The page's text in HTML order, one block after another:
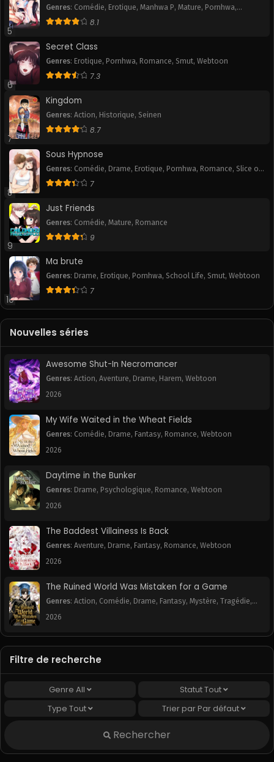
5
Genres: Comédie, Erotique, Manhwa P, Mature, Pornhwa,
Romance,Slice of Life
8.1
6
Secret Class
Genres: Erotique, Pornhwa, Romance, Smut, Webtoon
7.3
7
Kingdom
Genres: Action, Historique, Seinen
8.7
8
Sous Hypnose
Genres: Comédie, Drame, Erotique, Pornhwa, Romance, Slice of
Life,Smut 7
9
Just Friends
Genres: Comédie, Mature, Romance
9
10
Ma brute
Genres: Drame, Erotique, Pornhwa, School Life, Smut, Webtoon
7
Nouvelles séries
Awesome Shut-In Necromancer
Genres: Action, Aventure, Drame, Harem, Webtoon
2026
My Wife Waited in the Wheat Fields
Genres: Comédie, Drame, Fantasy, Romance, Webtoon
2026
Daytime in the Bunker
Genres: Drame, Psychologique, Romance, Webtoon
2026
The Baddest Villainess Is Back
Genres: Aventure, Drame, Fantasy, Romance, Webtoon
2026
The Ruined World Was Mistaken for a Game
Genres: Action, Comédie, Drame, Fantasy, Mystère, Tragédie,
Webtoon
2026
Filtre de recherche
Genre All StatutTout
Type Tout Trier par Par défaut
Rechercher